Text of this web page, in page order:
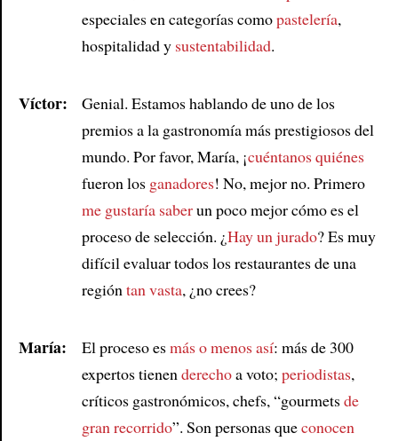
especiales en categorías comopastelería,
hospitalidad y sustentabilidad.
Víctor:
Genial. Estamos hablando de uno de los
premios a la gastronomía más prestigiosos del
mundo. Por favor, María, ¡cuéntanos quiénes
fueron los ganadores! No, mejor no. Primero
me gustaría saberun poco mejor cómo es el
proceso de selección. ¿Hay un jurado? Es muy
difícil evaluar todos los restaurantes de una
región tan vasta, ¿no crees?
María: El proceso esmás o menos así: más de 300
expertos tienen derechoa voto; periodistas,
críticos gastronómicos, chefs, “gourmetsde
gran recorrido”. Son personas queconocen